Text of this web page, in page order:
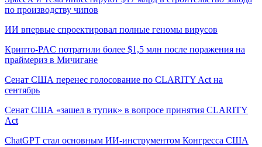
по производству чипов
ИИ впервые спроектировал полные геномы вирусов
Крипто-PAC потратили более $1,5 млн после поражения на
праймериз в Мичигане
Сенат США перенес голосование по CLARITY Act на
сентябрь
Сенат США «зашел в тупик» в вопросе принятия CLARITY
Act
ChatGPT стал основным ИИ-инструментом Конгресса США